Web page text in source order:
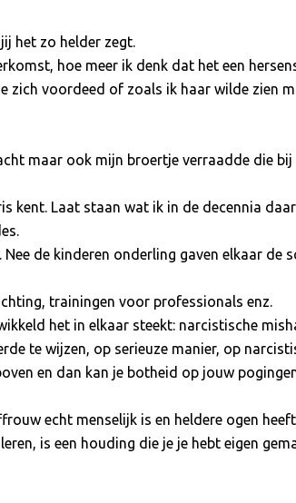
het zo helder zegt.
hoe meer ik denk dat het een
zich voordeed of zoals ik haar wilde zien
maar ook mijn broertje verraadde die
kent. Laat staan wat ik in de decennia
de kinderen onderling gaven elkaar de
trainingen voor professionals enz.
het in elkaar steekt: narcistische
te wijzen, op serieuze manier, op
en dan kan je botheid op jouw
echt menselijk is en heldere ogen
is een houding die je je hebt eigen